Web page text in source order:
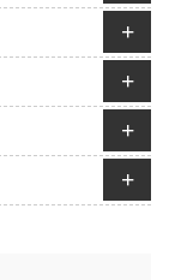
+
+
+
+